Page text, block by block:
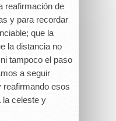
reafirmación de
y para recordar
que la
la distancia no
tampoco el paso
a seguir
reafirmando esos
la celeste y